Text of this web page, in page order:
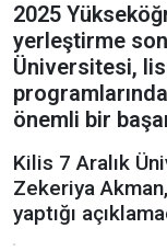
2025
yerleştirme
Üniversitesi,
önemli bir
Kilis 7 Aralık
Zekeriya
yaptığı